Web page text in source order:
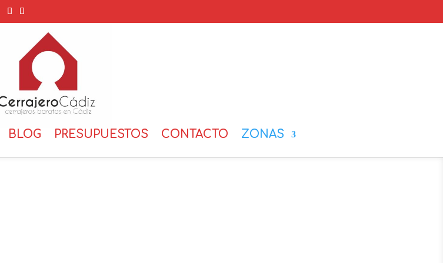
BLOG PRESUPUESTOS CONTACTO ZONAS